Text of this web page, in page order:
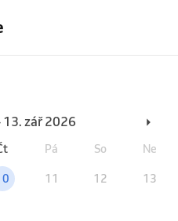
13. zář 2026
Pá So Ne
11 12 13